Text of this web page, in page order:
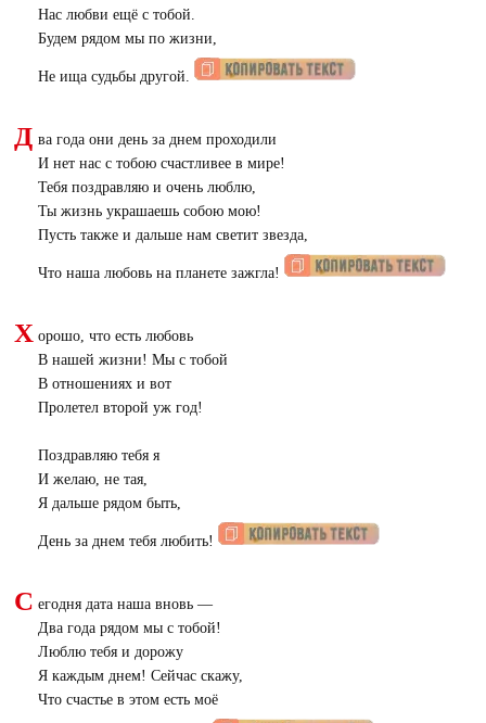
Нас любви ещё с тобой.
Будем рядом мы по жизни,
Не ища судьбы другой.
Д ва года они день за днем проходили
И нет нас с тобою счастливее в мире!
Тебя поздравляю и очень люблю,
Ты жизнь украшаешь собою мою!
Пусть также и дальше нам светит звезда,
Что наша любовь на планете зажгла!
Х орошо, что есть любовь
В нашей жизни! Мы с тобой
В отношениях и вот
Пролетел второй уж год!
Поздравляю тебя я
И желаю, не тая,
Я дальше рядом быть,
День за днем тебя любить!
С егодня дата наша вновь —
Два года рядом мы с тобой!
Люблю тебя и дорожу
Я каждым днем! Сейчас скажу,
Что счастье в этом есть моё